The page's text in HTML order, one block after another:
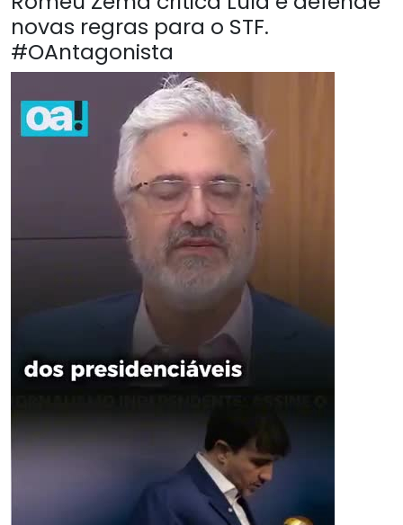
novas regras para o STF.
#OAntagonista